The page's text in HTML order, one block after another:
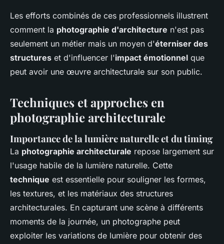
Les efforts combinés de ces professionnels illustrent
comment la photographie d'architecture n'est pas
seulement un métier mais un moyen d'éterniser des
structures et d'influencer l'impact émotionnel que
peut avoir une œuvre architecturale sur son public.
Techniques et approches en
photographie architecturale
Importance de la lumière naturelle et du timing
La photographie architecturale repose largement sur
l'usage habile de la lumière naturelle. Cette
technique est essentielle pour souligner les formes,
les textures, et les matériaux des structures
architecturales. En capturant une scène à différents
moments de la journée, un photographe peut
exploiter les variations de lumière pour obtenir des